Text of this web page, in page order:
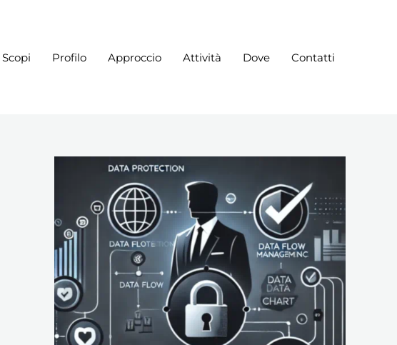
Scopi Profilo Approccio Attività Dove Contatti